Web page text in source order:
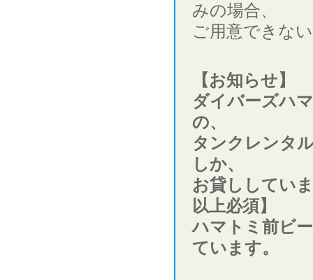
みの場合、
ご用意できな
【お知らせ】
ダイバーズハ
の、
タンクレンタ
しか、
お貸ししてい
以上必須】
ハマトミ前ビ
ています。